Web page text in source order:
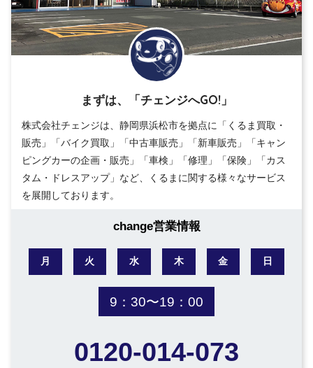
まずは、「チェンジへGO!」
株式会社チェンジは、静岡県浜松市を拠点に「くるま買取・
販売」「バイク買取」「中古車販売」「新車販売」「キャン
ピングカーの企画・販売」「車検」「修理」「保険」「カス
タム・ドレスアップ」など、くるまに関する様々なサービス
を展開しております。
change営業情報
月 火 水 木 金 日
9：30〜19：00
0120-014-073